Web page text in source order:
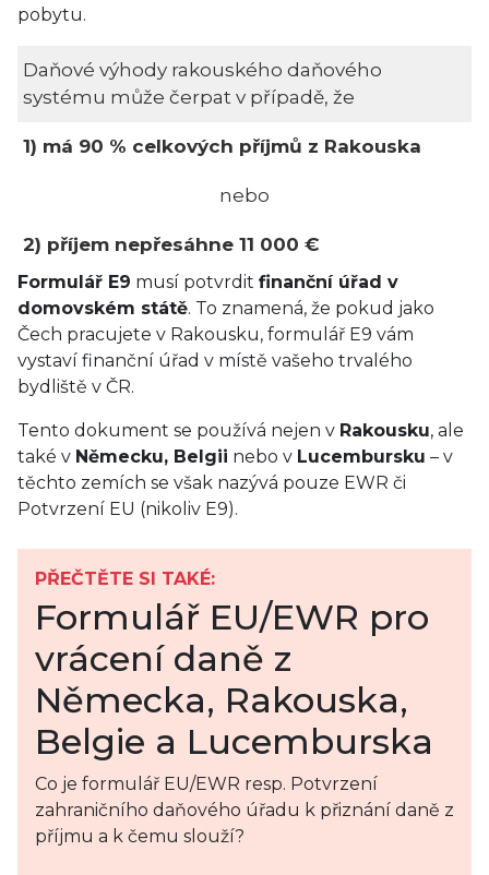
pobytu.
Daňové výhody rakouského daňového
systému může čerpat v případě, že
1) má 90 % celkových příjmů z Rakouska
nebo
2) příjem nepřesáhne 11 000 €
Formulář E9 musí potvrdit finanční úřad v
domovském státě. To znamená, že pokud jako
Čech pracujete v Rakousku, formulář E9 vám
vystaví finanční úřad v místě vašeho trvalého
bydliště v ČR.
Tento dokument se používá nejen v Rakousku, ale
také v Německu, Belgii nebo v Lucembursku – v
těchto zemích se však nazývá pouze EWR či
Potvrzení EU (nikoliv E9).
PŘEČTĚTE SI TAKÉ:
Formulář EU/EWR pro
vrácení daně z
Německa, Rakouska,
Belgie a Lucemburska
Co je formulář EU/EWR resp. Potvrzení
zahraničního daňového úřadu k přiznání daně z
příjmu a k čemu slouží?